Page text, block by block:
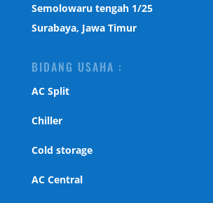
Semolowaru tengah 1/25
Surabaya, Jawa Timur
BIDANG USAHA :
AC Split
Chiller
Cold storage
AC Central